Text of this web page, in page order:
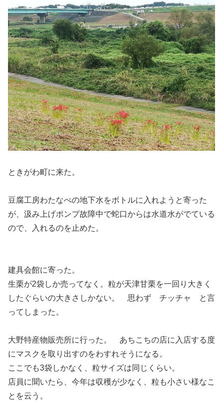
ときがわ町に来た。
豆腐工房わたなべの地下水をボトルに入れようと寄った
が、汲み上げポンプ故障中で蛇口からは水道水がでている
ので、入れるのを止めた。
建具会館に寄った。
生栗が2袋しか売ってなく。粒が天津甘栗を一回り大きく
したぐらいの大きさしかない。 思わず チッチャ と言
ってしまった。
大野特産物販売所に行った。 あちこちの店に入店する度
にマスクを取り出すのをわすれそうになる。
ここでも3袋しかなく、粒サイズは同じくらい。
店員に聞いたら、今年は収穫が少なく、粒も小さい様なこ
とを云う。